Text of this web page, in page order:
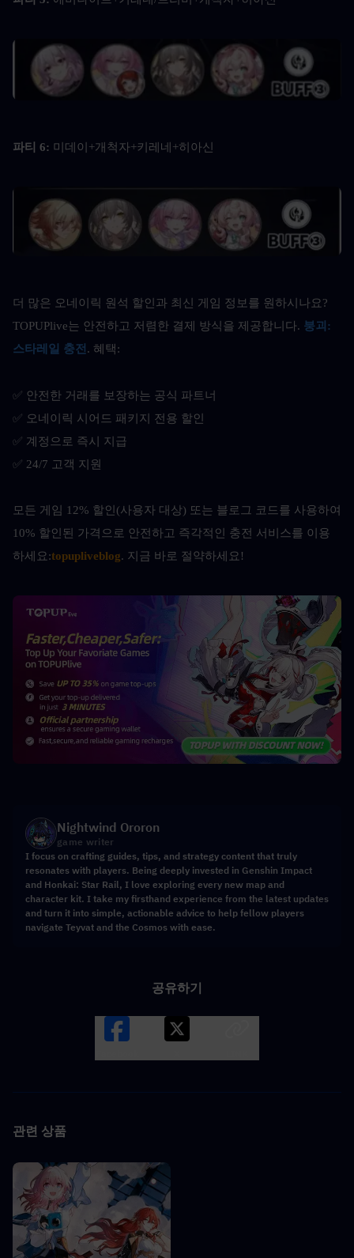
파티 6: 미데이+개척자+키레네+히아신
더 많은 오네이릭 원석 할인과 최신 게임 정보를 원하시나요?
TOPUPlive는 안전하고 저렴한 결제 방식을 제공합니다. 붕괴:
스타레일 충전. 혜택:
✅ 안전한 거래를 보장하는 공식 파트너
✅ 오네이릭 시어드 패키지 전용 할인
✅ 계정으로 즉시 지급
✅ 24/7 고객 지원
모든 게임 12% 할인(사용자 대상) 또는 블로그 코드를 사용하여
10% 할인된 가격으로 안전하고 즉각적인 충전 서비스를 이용
하세요:topupliveblog. 지금 바로 절약하세요!
Nightwind Ororon
game writer
I focus on crafting guides, tips, and strategy content that truly
resonates with players. Being deeply invested in Genshin Impact
and Honkai: Star Rail, I love exploring every new map and
character kit. I take my firsthand experience from the latest updates
and turn it into simple, actionable advice to help fellow players
navigate Teyvat and the Cosmos with ease.
공유하기
관련 상품